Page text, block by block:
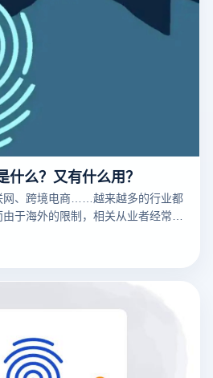
么？又有什么用？
网、跨境电商……越来越多的行业都
于海外的限制，相关从业者经常要
同的IP，这时候便要用到指纹浏览
纹浏览器之前，我们需要知道什么